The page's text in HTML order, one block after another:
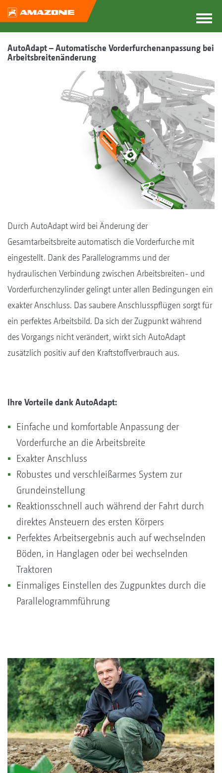
AutoAdapt – Automatische Vorderfurchenanpassung bei
Arbeitsbreitenänderung
Durch AutoAdapt wird bei Änderung der
Gesamtarbeitsbreite automatisch die Vorderfurche mit
eingestellt. Dank des Parallelogramms und der
hydraulischen Verbindung zwischen Arbeitsbreiten- und
Vorderfurchenzylinder gelingt unter allen Bedingungen ein
exakter Anschluss. Das saubere Anschlusspflügen sorgt für
ein perfektes Arbeitsbild. Da sich der Zugpunkt während
des Vorgangs nicht verändert, wirkt sich AutoAdapt
zusätzlich positiv auf den Kraftstoffverbrauch aus.
Ihre Vorteile dank AutoAdapt:
Einfache und komfortable Anpassung der
Vorderfurche an die Arbeitsbreite
Exakter Anschluss
Robustes und verschleißarmes System zur
Grundeinstellung
Reaktionsschnell auch während der Fahrt durch
direktes Ansteuern des ersten Körpers
Perfektes Arbeitsergebnis auch auf wechselnden
Böden, in Hanglagen oder bei wechselnden
Traktoren
Einmaliges Einstellen des Zugpunktes durch die
Parallelogrammführung